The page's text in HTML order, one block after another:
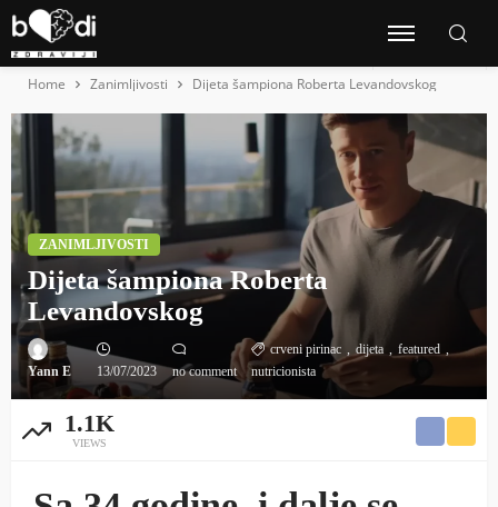
Home Zanimljivosti Dijeta šampiona Roberta Levandovskog
ZANIMLJIVOSTI
Dijeta šampiona Roberta
Levandovskog
Yann E 13/07/2023 no comment
crveni pirinac dijeta
featured
nutricionista
1.1K
VIEWS